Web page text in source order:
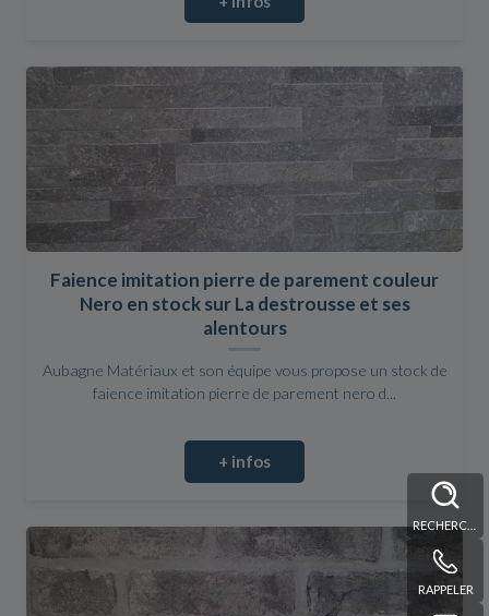
RAPPELER
Faience imitation pierre de parement couleur
Nero en stock sur La destrousse et ses
alentours
Aubagne Matériaux et son équipe vous propose un stock de
faience imitation pierre de parement nero d...
+ infos